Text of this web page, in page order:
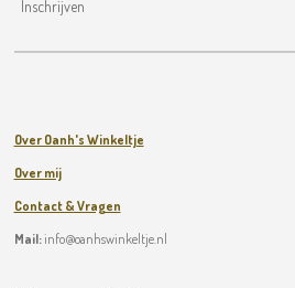
Inschrijven
Over Oanh's Winkeltje
Over mij
Contact & Vragen
Mail:info@oanhswinkeltje.nl